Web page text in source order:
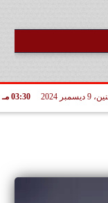
9 ديسمبر 2024 03:30 مـ